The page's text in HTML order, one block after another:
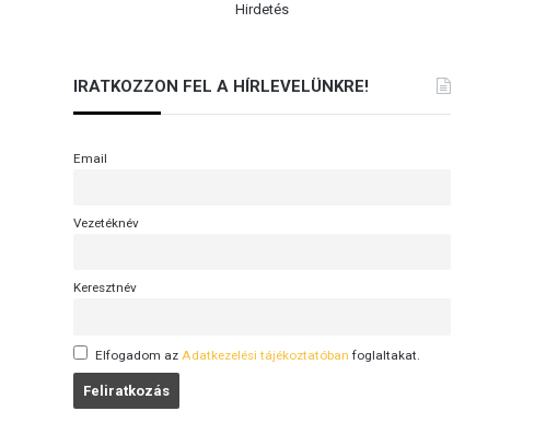
Hirdetés
IRATKOZZON FEL A HÍRLEVELÜNKRE!
Email
Vezetéknév
Keresztnév
Elfogadom az Adatkezelési tájékoztatóban foglaltakat.